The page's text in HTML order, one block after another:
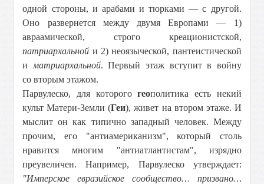
одной стороны, и арабами и тюрками — с другой.
Оно развернется между двумя Европами — 1)
авраамической, строго креационистской,
патриархальной и 2) неоязыческой, пантеистической
и матриархальной. Первый этаж вступит в войну
со вторым этажом.
Парвулеско, для которогогеополитика есть некий
культ Матери-Земли (Геи), живет на втором этаже. И
мыслит он как типично западный человек. Между
прочим, его "антиамериканизм", который столь
нравится многим "антиатлантистам", изрядно
преувеличен. Например, Парвулеско утверждает:
"Имперское евразийское сообщество… призвано…